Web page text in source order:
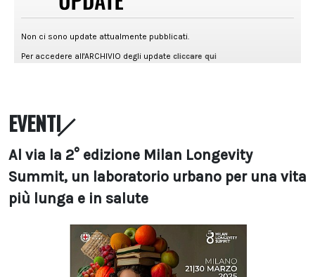
EVENTI
Al via la 2° edizione Milan Longevity
Summit, un laboratorio urbano per una vita
più lunga e in salute